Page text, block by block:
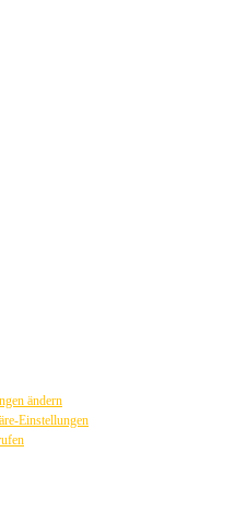
ändern
Einstellungen